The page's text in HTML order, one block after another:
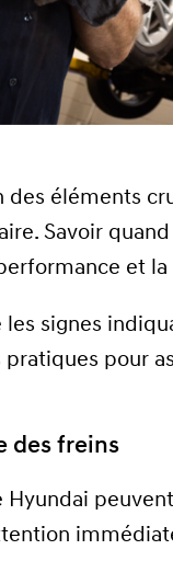
des éléments
Savoir
et
signes
pour
des freins
Hyundai